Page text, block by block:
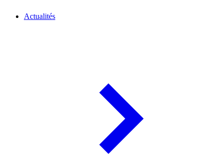
Actualités